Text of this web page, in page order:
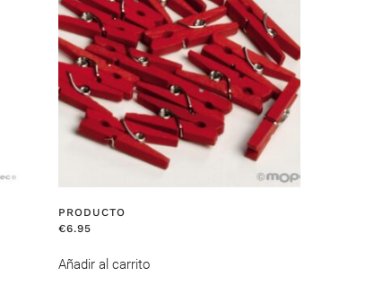
PRODUCTO
€6.95
Añadir al carrito